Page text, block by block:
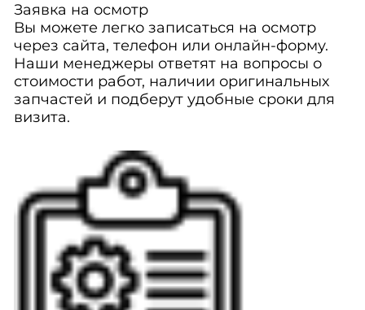
Заявка на осмотр
Вы можете легко записаться на осмотр
через сайта, телефон или онлайн-форму.
Наши менеджеры ответят на вопросы о
стоимости работ, наличии оригинальных
запчастей и подберут удобные сроки для
визита.